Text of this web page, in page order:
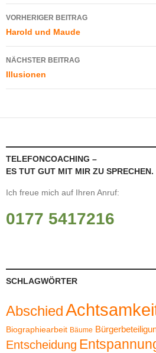
Beitragsnavigation
VORHERIGER BEITRAG
Harold und Maude
NÄCHSTER BEITRAG
Illusionen
TELEFONCOACHING –
ES TUT GUT MIT MIR ZU SPRECHEN.
Ich freue mich auf Ihren Anruf:
0177 5417216
SCHLAGWÖRTER
Abschied
Biographiearbeit Bäume
Entscheidung